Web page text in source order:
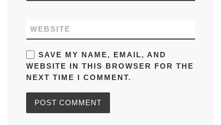
WEBSITE
SAVE MY NAME, EMAIL, AND
WEBSITE IN THIS BROWSER FOR THE
NEXT TIME I COMMENT.